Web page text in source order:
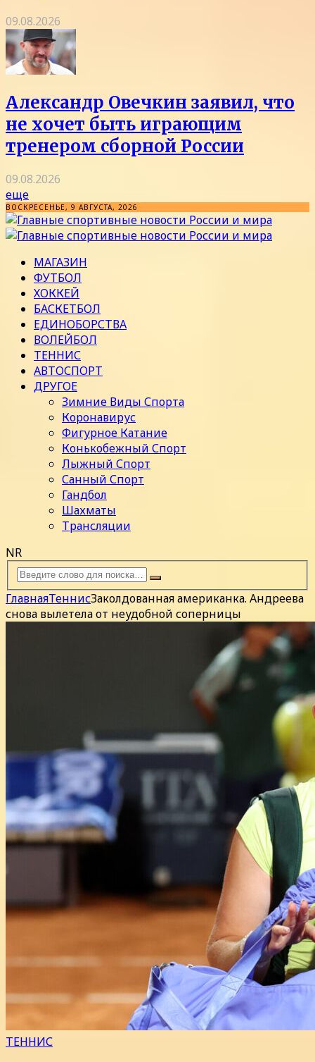
09.08.2026
Александр Овечкин заявил, что
не хочет быть играющим
тренером сборной России
09.08.2026
еще
ВОСКРЕСЕНЬЕ, 9 АВГУСТА, 2026
МАГАЗИН
ФУТБОЛ
ХОККЕЙ
БАСКЕТБОЛ
ЕДИНОБОРСТВА
ВОЛЕЙБОЛ
ТЕННИС
АВТОСПОРТ
ДРУГОЕ
Зимние Виды Спорта
Коронавирус
Фигурное Катание
Конькобежный Спорт
Лыжный Спорт
Санный Спорт
Гандбол
Шахматы
Трансляции
NR
ГлавнаяТеннисЗаколдованная американка. Андреева
снова вылетела от неудобной соперницы
ТЕННИС